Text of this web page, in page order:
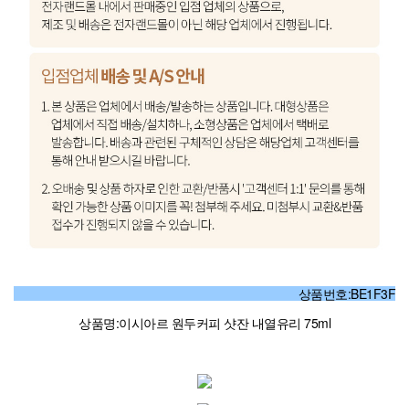
상품번호:BE1F3F
상품명:이시아르 원두커피 샷잔 내열유리 75ml